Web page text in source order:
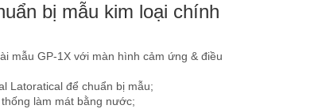
bị mẫu kim loại chính
mẫu GP-1X với màn hình cảm ứng & điều
Latoratical để chuẩn bị mẫu;
làm mát bằng nước;